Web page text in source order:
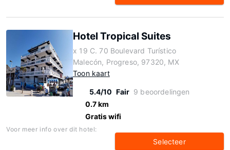
Hotel Tropical Suites
x 19 C. 70 Boulevard Turístico
Malecón, Progreso, 97320, MX
Toon kaart
5.4/10 Fair 9 beoordelingen
0.7 km
Gratis wifi
Voor meer info over dit hotel:
Selecteer